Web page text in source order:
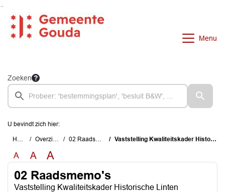
Ga naar de inhoud van deze pagina
Menu
Zoeken
U bevindt zich hier:
Home Overzichten 02 Raadsmemo's Vaststelling Kwaliteitskader Historische Linten
A A A
02 Raadsmemo's
Vaststelling Kwaliteitskader Historische Linten